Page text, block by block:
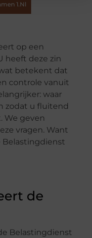
1.nl
op een
heeft deze zin
betekent dat
controle vanuit
waar
zodat u fluitend
We geven
vragen. Want
Belastingdienst
de
Belastingdienst